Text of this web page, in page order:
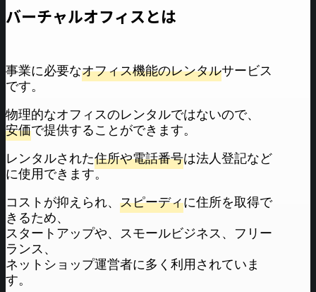
バーチャルオフィスとは
事業に必要なオフィス機能のレンタルサービス
です。
物理的なオフィスのレンタルではないので、
安価で提供することができます。
レンタルされた住所や電話番号は法人登記など
に使用できます。
コストが抑えられ、 スピーディに住所を取得で
きるため、
スタートアップや、スモールビジネス、フリー
ランス、
ネットショップ運営者に多く利用されていま
す。